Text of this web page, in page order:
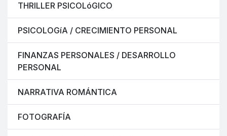
THRILLER PSICOLóGICO
PSICOLOGíA / CRECIMIENTO PERSONAL
FINANZAS PERSONALES / DESARROLLO
PERSONAL
NARRATIVA ROMÁNTICA
FOTOGRAFÍA